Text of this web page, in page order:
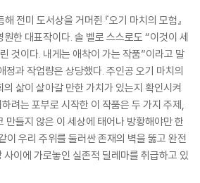
전미 도서상을 거머쥔 『오기 마치의 모험』
한 대표작이다. 솔 벨로 스스로도 “이것이 세
것이다. 내게는 애착이 가는 작품”이라고 말
정과 작업량은 상당했다. 주인공 오기 마치의
삶이 살아갈 만한 가치가 있는지 확인시켜
려는 포부로 시작한 이 작품은 두 가지 주제,
만들지 않은 이 세상에 태어나 방황해야만 한
이 우리 주위를 둘러싼 존재의 벽을 뚫고 완전
이에 가로놓인 실존적 딜레마를 취급하고 있